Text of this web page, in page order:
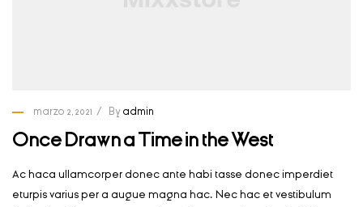
marzo 2, 2021 By admin
Once Drawn a Time in the West
Ac haca ullamcorper donec ante habi tasse donec imperdiet
eturpis varius per a augue magna hac. Nec hac et vestibulum